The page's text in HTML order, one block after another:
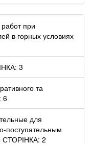
при
в горных условиях
3
та
6
для
поступательным
СТОРІНКА: 2